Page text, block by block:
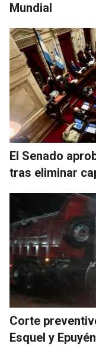
Mundial
El Senado
tras eliminar
Corte
Esquel y